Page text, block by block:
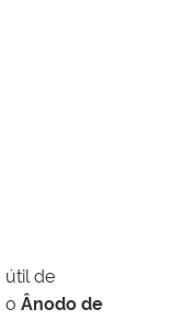
útil de
o Ânodo de